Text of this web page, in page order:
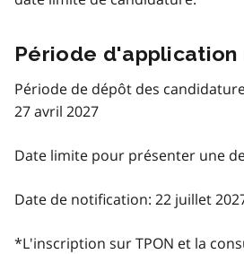
Période d'application
Période de dépôt des
27 avril 2027
Date limite pour présenter une
Date de notification: 22 juillet
*L'inscription sur TPON et la